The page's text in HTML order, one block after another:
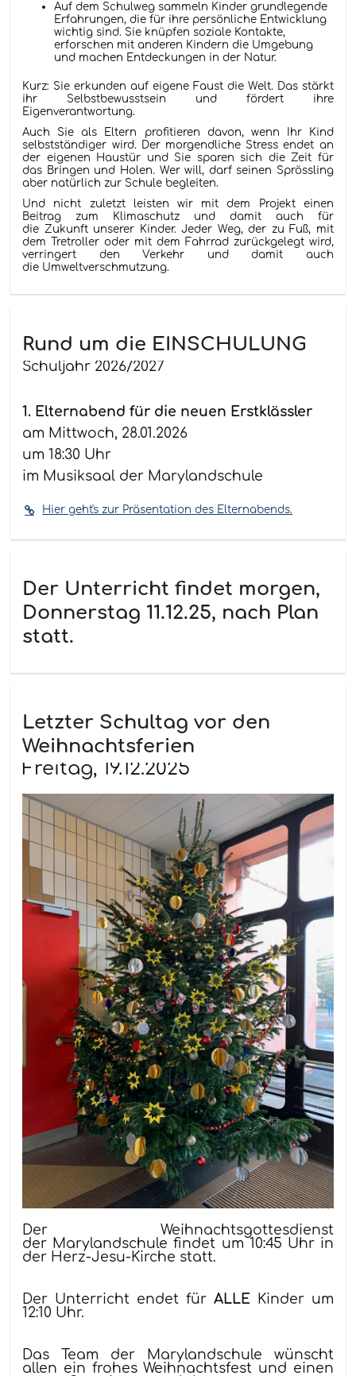
Auf dem Schulweg sammeln Kinder grundlegende
Erfahrungen, die für ihre persönliche Entwicklung
wichtig sind. Sie knüpfen soziale Kontakte,
erforschen mit anderen Kindern die Umgebung
und machen Entdeckungen in der Natur.
Kurz: Sie erkunden auf eigene Faust die Welt. Das stärkt
ihr Selbstbewusstsein und fördert ihre
Eigenverantwortung.
Auch Sie als Eltern profitieren davon, wenn Ihr Kind
selbstständiger wird. Der morgendliche Stress endet an
der eigenen Haustür und Sie sparen sich die Zeit für
das Bringen und Holen. Wer will, darf seinen Sprössling
aber natürlich zur Schule begleiten.
Und nicht zuletzt leisten wir mit dem Projekt einen
Beitrag zum Klimaschutz und damit auch für
die Zukunft unserer Kinder. Jeder Weg, der zu Fuß, mit
dem Tretroller oder mit dem Fahrrad zurückgelegt wird,
verringert den Verkehr und damit auch
die Umweltverschmutzung.
Rund um die EINSCHULUNG
Schuljahr 2026/2027
1. Elternabend für die neuen Erstklässler
am Mittwoch, 28.01.2026
um 18:30 Uhr
im Musiksaal der Marylandschule
Hier geht's zur Präsentation des Elternabends.
Der Unterricht findet morgen,
Donnerstag 11.12.25, nach Plan
statt.
Letzter Schultag vor den
Weihnachtsferien
Freitag, 19.12.2025
Der Weihnachtsgottesdienst
der Marylandschule findet um 10:45 Uhr in
der Herz-Jesu-Kirche statt.
Der Unterricht endet für ALLE Kinder um
12:10 Uhr.
Das Team der Marylandschule wünscht
allen ein frohes Weihnachtsfest und einen